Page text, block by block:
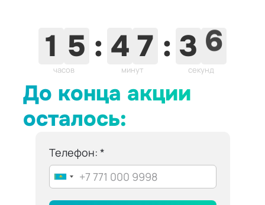
1 5 :
часов
4 7 :
минут
3 5
секунд
До конца акции
осталось:
Телефон: